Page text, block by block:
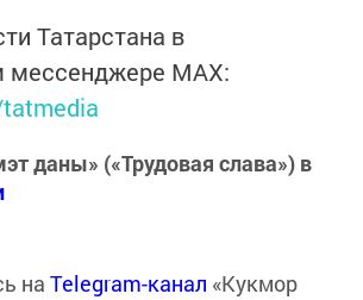
Татарстана в
мессенджере MАХ:
даны» («Трудовая слава») в
на Telegram-канал «Кукмор